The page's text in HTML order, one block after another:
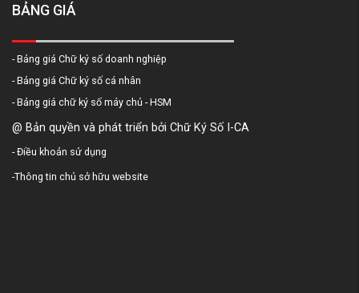
BẢNG GIÁ
- Bảng giá Chữ ký số doanh nghiệp
- Bảng giá Chữ ký số cá nhân
- Bảng giá chữ ký số máy chủ - HSM
@ Bản quyền và phát triển bởi Chữ Ký Số I-CA
-Điều khoản sử dụng
-Thông tin chủ sở hữu website